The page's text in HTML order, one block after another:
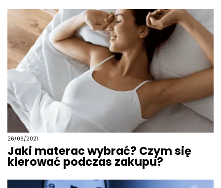
26/06/2021
Jaki materac wybrać? Czym się
kierować podczas zakupu?